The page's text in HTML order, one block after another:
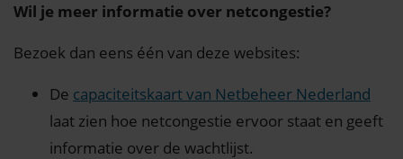
Wil je meer informatie over netcongestie?
Bezoek dan eens één van deze websites:
De capaciteitskaart van Netbeheer Nederland
laat zien hoe netcongestie ervoor staat en geeft
informatie over de wachtlijst.